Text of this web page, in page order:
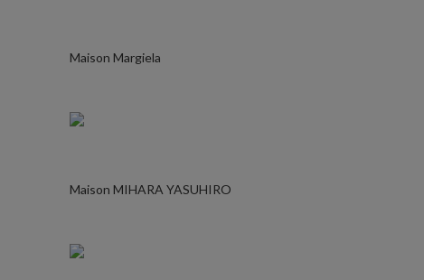
Maison Margiela
Maison MIHARA YASUHIRO